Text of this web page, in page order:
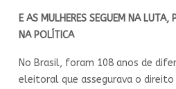
E AS MULHERES SEGUEM NA LUTA,
NA POLÍTICA
No Brasil, foram 108 anos de
eleitoral que assegurava o